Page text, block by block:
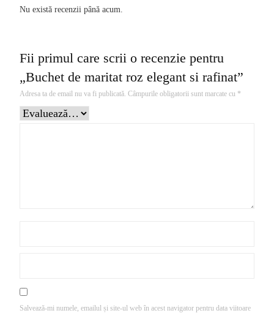
Nu există recenzii până acum.
Fii primul care scrii o recenzie pentru
„Buchet de maritat roz elegant si rafinat”
Adresa ta de email nu va fi publicată. Câmpurile obligatorii sunt marcate cu *
Salvează-mi numele, emailul și site-ul web în acest navigator pentru data viitoare